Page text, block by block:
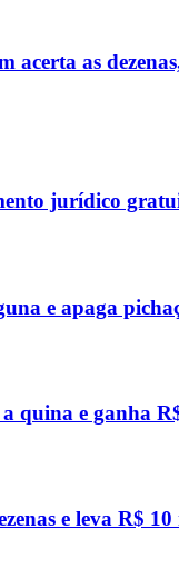
acerta as
jurídico
e apaga
quina e ganha
e leva R$